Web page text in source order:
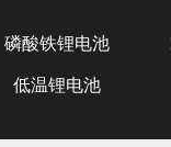
磷酸铁锂电池
低温锂电池